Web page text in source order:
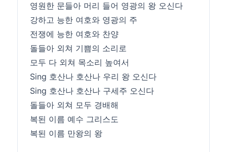
​영원한 문들아 머리 들어 영광의 왕 오신다
강하고 능한 여호와 영광의 주
​전쟁에 능한 여호와 찬양
돌들아 외쳐 기쁨의 소리로
모두 다 외쳐 목소리 높여서
Sing 호산나 호산나 우리 왕 오신다
Sing 호산나 호산나 구세주 오신다
돌들아 외쳐 모두 경배해
복된 이름 예수 그리스도
복된 이름 만왕의 왕